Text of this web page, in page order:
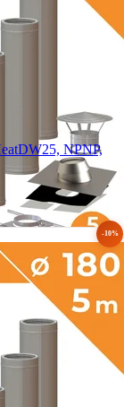
NPNP,
-10%